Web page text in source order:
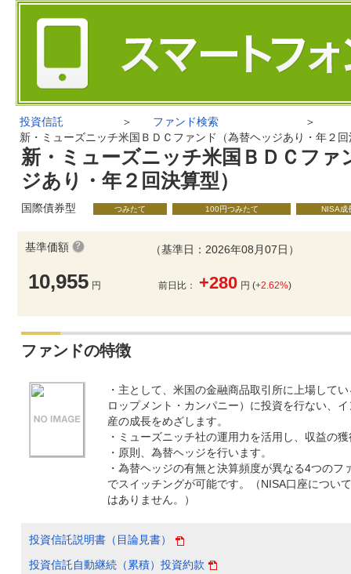
投資信託 ＞ ファンド検索
＞
新・ミューズニッチ米国ＢＤＣファンド（為替ヘッジあり・年２
新・ミューズニッチ米国ＢＤＣファ
ジあり・年２回決算型）
国際債券型 つみたて 100円つみたて NISA成
基準価額
10,955 円
（基準日：2026年08月07日）
前日比： +280 円 (+2.62%)
ファンドの特徴
・主として、米国の金融商品取引所に上場して
ロップメント・カンパニー）に投資を行ない、
産の成長をめざします。
・ミューズニッチ社の運用力を活用し、収益の
・原則、為替ヘッジを行います。
・為替ヘッジの有無と決算頻度が異なる4つのフ
でスイッチングが可能です。（NISA口座につい
はありません。）
投資信託説明書（目論見書）
投資信託自動継続（累積）投資約款